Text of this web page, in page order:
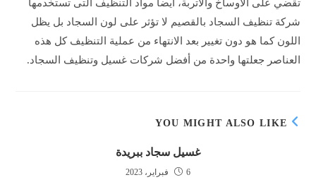
تقضي على الأوساخ والأتربة، أيضا مواد التنظيف التى تستخدمها
شركة تنظيف السجاد بالقصيم لا تؤثر على لون السجاد بل يظل
اللون كما هو دون تغيير بعد الانتهاء من عملية التنظيف كل هذه
العناصر جعلتها واحدة من أفضل شركات غسيل وتنظيف السجاد.
YOU MIGHT ALSO LIKE
غسيل سجاد ببريدة
6 فبراير، 2023